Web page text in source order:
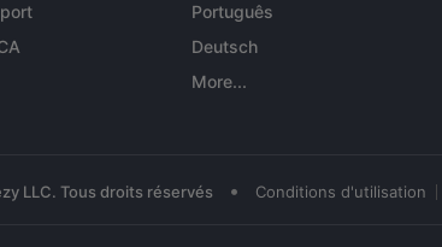
Português
Deutsch
More...
LLC. Tous droits réservés • Conditions d'utilisation